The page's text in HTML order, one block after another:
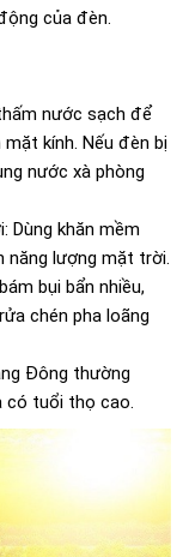
của đèn.
nước sạch để
kính. Nếu đèn bị
nước xà phòng
Dùng khăn mềm
năng lượng mặt trời.
bụi bẩn nhiều,
chén pha loãng
Đông thường
có tuổi thọ cao.